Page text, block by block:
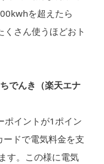
を超えたら
さん使うほどおト
でんき（楽天エナ
ポイントが1ポイン
ードで電気料金を支
す。この様に電気